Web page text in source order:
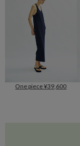
One piece ¥39,600